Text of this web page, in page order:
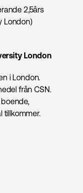
2,5års
London)
London
i London.
från CSN.
tillkommer.